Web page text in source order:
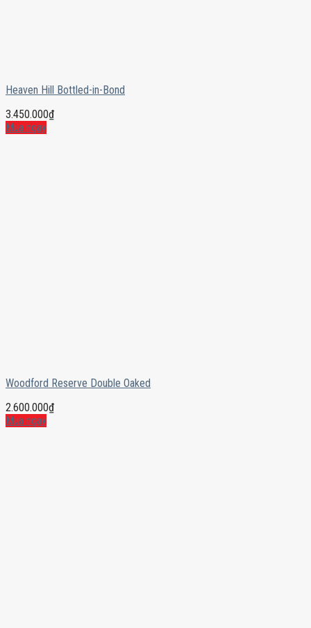
Heaven Hill Bottled-in-Bond
3.450.000₫
Mua ngay
Woodford Reserve Double Oaked
2.600.000₫
Mua ngay